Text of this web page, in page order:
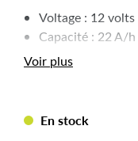
Voltage : 12 volts
Capacité : 22 A/h
Longueur : 195 mm
Largeur : 130 mm
Voir plus
En stock